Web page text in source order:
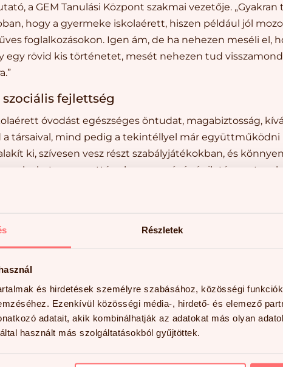
Részletek
és hirdetések személyre szabásához, közösségi
Ezenkívül közösségi média-, hirdető- és elemező
adatait, akik kombinálhatják az adatokat más olyan
használt más szolgáltatásokból gyűjtöttek.
a GEM Tanulási Központ szakmai vezetője. „Gyakran
hogy a gyermeke iskolaérett, hiszen például jól
foglalkozásokon. Igen ám, de ha nehezen meséli el,
egy rövid kis történetet, mesét nehezen tud
szociális fejlettség
óvodást egészséges öntudat, magabiztosság,
a társaival, mind pedig a tekintéllyel már együttműködni
ki, szívesen vesz részt szabályjátékokban, és
amelyeket a csoporttársak vagy az óvónénik
hiányosságokat tapasztalunk: a gyermek viselkedése
öntudata, nem bátor, nehezen válik le; idegenekkel és
mozgás
testi adottságait tekintve ideális esetben